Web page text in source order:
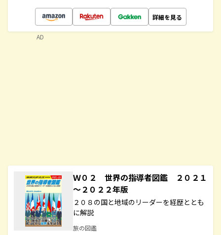
詳細を見る
Ｗ０２ 世界の指導者図鑑 ２０２１
～２０２２年版
２０８の国と地域のリーダーを経歴ととも
に解説
旅の図鑑
AD